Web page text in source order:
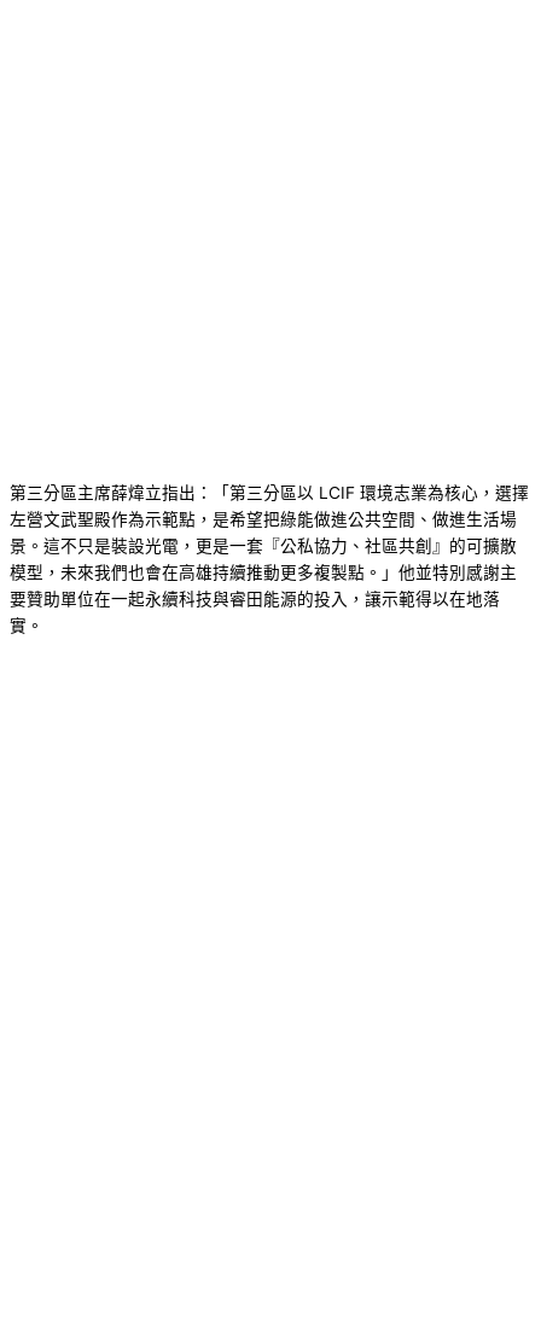
第三分區主席薛煒立指出：「第三分區以 LCIF 環境志業為核心，選擇
左營文武聖殿作為示範點，是希望把綠能做進公共空間、做進生活場
景。這不只是裝設光電，更是一套『公私協力、社區共創』的可擴散
模型，未來我們也會在高雄持續推動更多複製點。」他並特別感謝主
要贊助單位在一起永續科技與睿田能源的投入，讓示範得以在地落
實。